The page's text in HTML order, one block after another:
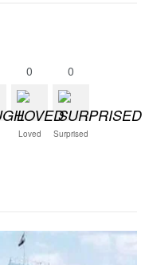
0
Loved
0
Surprised